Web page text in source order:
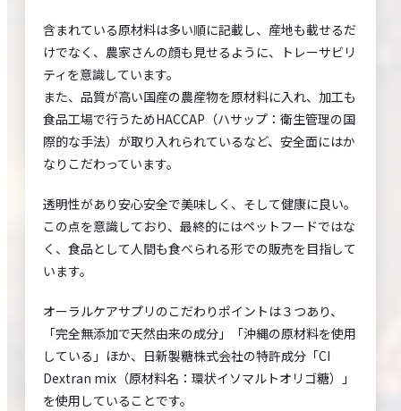
含まれている原材料は多い順に記載し、産地も載せるだ
けでなく、農家さんの顔も見せるように、トレーサビリ
ティを意識しています。
また、品質が高い国産の農産物を原材料に入れ、加工も
食品工場で行うためHACCAP（ハサップ：衛生管理の国
際的な手法）が取り入れられているなど、安全面にはか
なりこだわっています。
透明性があり安心安全で美味しく、そして健康に良い。
この点を意識しており、最終的にはペットフードではな
く、食品として人間も食べられる形での販売を目指して
います。
オーラルケアサプリのこだわりポイントは３つあり、
「完全無添加で天然由来の成分」「沖縄の原材料を使用
している」ほか、日新製糖株式会社の特許成分「CI
Dextran mix（原材料名：環状イソマルトオリゴ糖）」
を使用していることです。